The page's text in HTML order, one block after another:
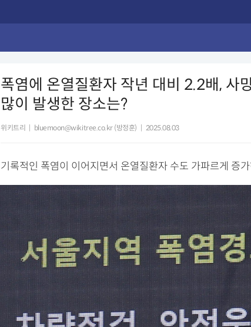
폭염에 온열질환자 작년 대비 2.2배, 사
많이 발생한 장소는?
위키트리 bluemoon@wikitree.co.kr (방정훈) 2025.08.03
기록적인 폭염이 이어지면서 온열질환자 수도 가파르게 증